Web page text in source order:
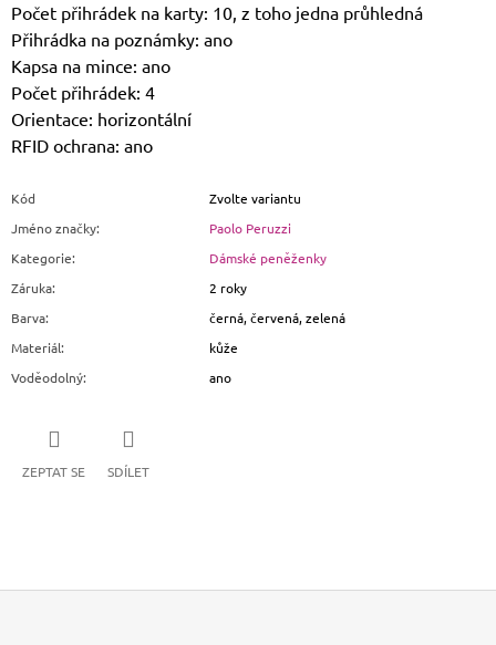
Počet přihrádek na karty: 10, z toho jedna průhledná
Přihrádka na poznámky: ano
Kapsa na mince: ano
Počet přihrádek: 4
Orientace: horizontální
RFID ochrana: ano
Kód
Zvolte variantu
Jméno značky:
Paolo Peruzzi
Kategorie:
Dámské peněženky
Záruka:
2 roky
Barva:
černá, červená, zelená
Materiál:
kůže
Voděodolný: ano
ZEPTAT SE SDÍLET